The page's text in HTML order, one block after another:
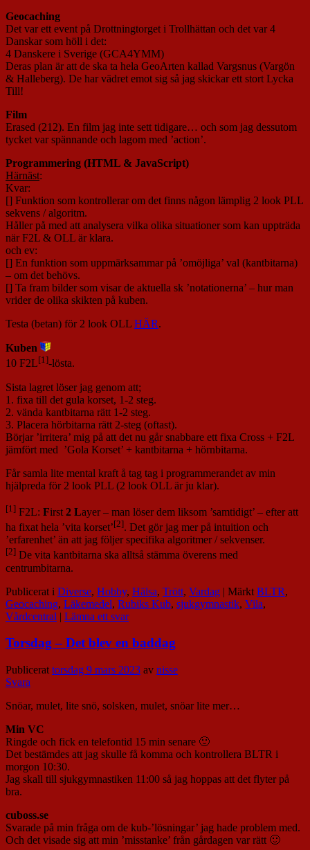
Geocaching
Det var ett event på Drottningtorget i Trollhättan och det var 4
Danskar som höll i det:
4 Danskere i Sverige (GCA4YMM)
Deras plan är att de ska ta hela GeoArten kallad Vargsnus (Vargön
& Halleberg). De har vädret emot sig så jag skickar ett stort Lycka
Till!
Film
Erased (212). En film jag inte sett tidigare… och som jag dessutom
tycket var spännande och lagom med ’action’.
Programmering (HTML & JavaScript)
Härnäst:
Kvar:
[] Funktion som kontrollerar om det finns någon lämplig 2 look PLL
sekvens / algoritm.
Håller på med att analysera vilka olika situationer som kan uppträda
när F2L & OLL är klara.
och ev:
[] En funktion som uppmärksammar på ’omöjliga’ val (kantbitarna)
– om det behövs.
[] Ta fram bilder som visar de aktuella sk ’notationerna’ – hur man
vrider de olika skikten på kuben.
Testa (betan) för 2 look OLL HÄR.
Kuben
10 F2L[1]-lösta.
Sista lagret löser jag genom att;
1. fixa till det gula korset, 1-2 steg.
2. vända kantbitarna rätt 1-2 steg.
3. Placera hörbitarna rätt 2-steg (oftast).
Börjar ’irritera’ mig på att det nu går snabbare ett fixa Cross + F2L
jämfört med ’Gola Korset’ + kantbitarna + hörnbitarna.
Får samla lite mental kraft å tag tag i programmerandet av min
hjälpreda för 2 look PLL (2 look OLL är ju klar).
[1] F2L: First 2 Layer – man löser dem liksom ’samtidigt’ – efter att
ha fixat hela ’vita korset’[2]. Det gör jag mer på intuition och
’erfarenhet’ än att jag följer specifika algoritmer / sekvenser.
[2] De vita kantbitarna ska alltså stämma överens med
centrumbitarna.
Publicerat i Diverse, Hobby, Hälsa, Trött, Vardag | Märkt BLTR,
Geocaching, Läkemedel, Rubiks Kub, sjukgymnastik, Vila,
Vårdcentral | Lämna ett svar
Torsdag – Det blev en baddag
Publicerat torsdag 9 mars 2023 av nisse
Svara
Snöar, mulet, lite snö, solsken, mulet, snöar lite mer…
Min VC
Ringde och fick en telefontid 15 min senare 🙂
Det bestämdes att jag skulle få komma och kontrollera BLTR i
morgon 10:30.
Jag skall till sjukgymnastiken 11:00 så jag hoppas att det flyter på
bra.
cuboss.se
Svarade på min fråga om de kub-’lösningar’ jag hade problem med.
Och det visade sig att min ’misstanke’ från gårdagen var rätt 🙂